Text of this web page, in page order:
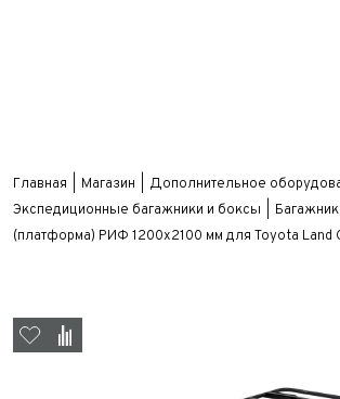
Главная Магазин
Дополнительное
Экспедиционные багажники и боксы
(платформа) РИФ 1200х2100 мм для Toyota Land